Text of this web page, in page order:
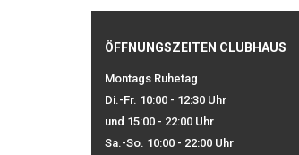
ÖFFNUNGSZEITEN CLUBHAUS
Montags Ruhetag
Di.-Fr. 10:00 - 12:30 Uhr
und 15:00 - 22:00 Uhr
Sa.-So. 10:00 - 22:00 Uhr